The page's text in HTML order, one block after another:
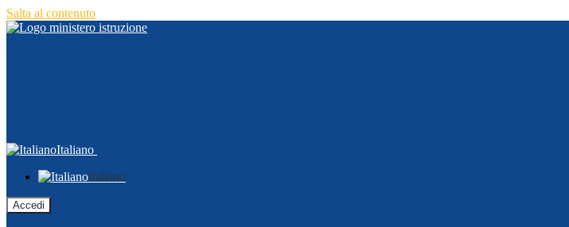
Salta al contenuto
Italiano
Italiano
Accedi